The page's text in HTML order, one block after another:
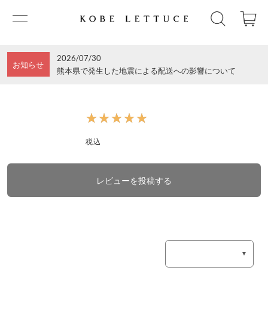
お知らせ
2026/07/30
熊本県で発生した地震による配送への影響について
★★★★★
★★★★★
税込
レビューを投稿する